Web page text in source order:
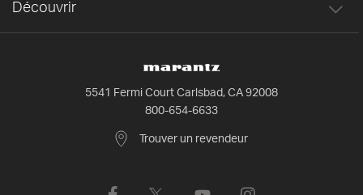
5541 Fermi Court Carlsbad, CA 92008
800-654-6633
Trouver un revendeur
Découvrir